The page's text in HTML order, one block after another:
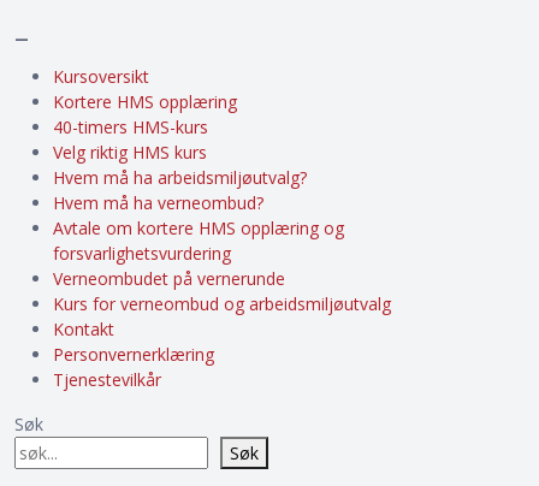
–
Kursoversikt
Kortere HMS opplæring
40-timers HMS-kurs
Velg riktig HMS kurs
Hvem må ha arbeidsmiljøutvalg?
Hvem må ha verneombud?
Avtale om kortere HMS opplæring og
forsvarlighetsvurdering
Verneombudet på vernerunde
Kurs for verneombud og arbeidsmiljøutvalg
Kontakt
Personvernerklæring
Tjenestevilkår
Søk
Søk